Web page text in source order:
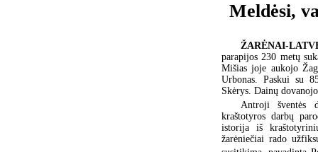
Meldėsi,
ŽARĖNAI-
parapijos 230 metų
Mišias joje aukojo
Urbonas. Paskui su
Skėrys. Dainų
Antroji šventės
kraštotyros darbų
istorija iš
žarėniečiai rado